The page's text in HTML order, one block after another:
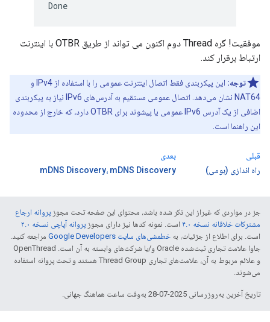
موفقیت! گره Thread دوم اکنون می تواند از طریق OTBR با اینترنت
ارتباط برقرار کند.
توجه:
این پیکربندی فقط اتصال اینترنت عمومی را با استفاده از IPv4 و
NAT64 نشان می‌دهد. اتصال عمومی مستقیم به آدرس‌های IPv6 نیاز به پیکربندی
اضافی از یک آدرس IPv6 عمومی یا پیشوند برای OTBR دارد، که خارج از محدوده
این راهنما است.
قبلی
راه اندازی (بومی)
بعدی
mDNS Discovery، mDNS Discovery
جز در مواردی که غیراز این ذکر شده باشد، محتوای این صفحه تحت مجوز پروانه ارجاع
مشترکات خلاقانه نسخه ۴.۰
است. نمونه کدها نیز دارای مجوز پروانه آپاچی نسخه ۲.۰
است. برای اطلاع از جزئیات، به خطمشی‌های سایت Google Developers‏
مراجعه کنید.
جاوا علامت تجاری ثبت‌شده Oracle و/یا شرکت‌های وابسته به آن است. ‫OpenThread
و علائم مربوط به آن، علامت‌های تجاری Thread Group هستند و تحت پروانه استفاده
می‌شوند.
تاریخ آخرین به‌روزرسانی 2025-07-28 به‌وقت ساعت هماهنگ جهانی.